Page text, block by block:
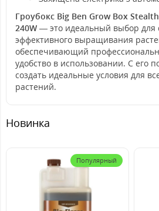
Гроубокс Big Ben Grow Box
240W — это идеальный выбор для
эффективного выращивания
обеспечивающий
удобство в использовании. С его
создать идеальные условия для
растений.
Новинка
Популярный